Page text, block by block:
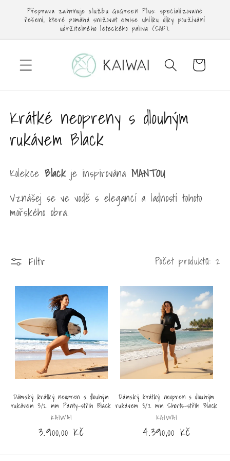
Přejít k
obsahu
Přeprava zahrnuje službu GoGreen Plus: specializované
řešení, které pomáhá snižovat emise uhlíku díky používání
udržitelného leteckého paliva (SAF).
Košík
K
o
e
k
c
:
Krátké neopreny s dlouhým
rukávem Black
Kolekce Blackje inspirována MANTOU
Vznášej se ve vodě s elegancí a ladností tohoto
mořského obra.
Filtr Počet produktů: 2
Dámský krátký neopren s dlouhým
rukávem 3/2 mm Panty-střih Black
Dodavatel:
KAIWAI
Běžná
3.900,00 Kč
Dámský krátký neopren s dlouhým
rukávem 3/2 mm Shorts-střih Black
Dodavatel:
KAIWAI
Běžná
4.390,00 Kč